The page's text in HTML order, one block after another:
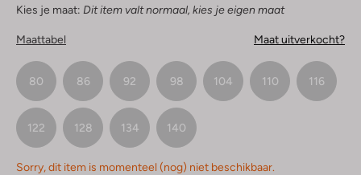
Kies je maat: Dit item valt normaal, kies je eigen maat
Maattabel Maat uitverkocht?
80 86 92 98 104 110 116
122 128 134 140
Sorry, dit item is momenteel (nog) niet beschikbaar.